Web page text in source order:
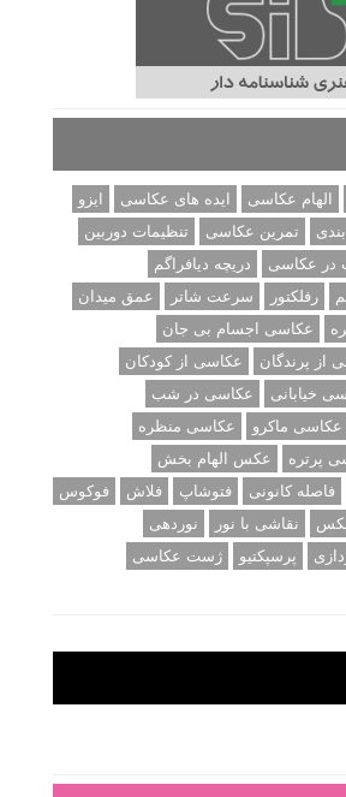
الهام عکاسی ایده های عکاسی
ایزو
تمرین عکاسی
تنظیمات دوربین
در عکاسی
دریچه دیافراگم
رفلکتور سرعت شاتر
عمق میدان
عکاسی اجسام بی جان
از پرندگان
عکاسی از کودکان
خیابانی
عکاسی در شب
عکاسی ماکرو
عکاسی منظره
پرتره
عکس الهام بخش
فاصله کانونی فتوشاپ فلاش
فوکوس
نقاشی با نور
نوردهی
پرسپکتیو ژست عکاسی